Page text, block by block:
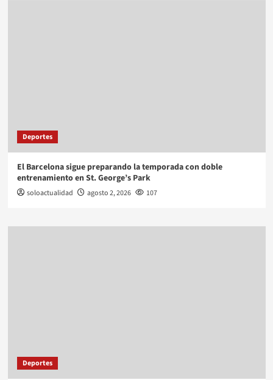
Deportes
El Barcelona sigue preparando la temporada con doble
entrenamiento en St. George’s Park
soloactualidad agosto 2, 2026 107
Deportes